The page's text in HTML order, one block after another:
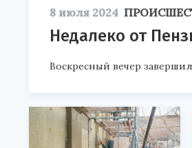
8 июля 2024
Недалеко от
Воскресный вечер